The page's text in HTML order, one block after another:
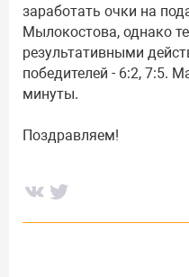
заработать очки на
Мылокостова, однако
результативными
победителей - 6:2, 7:5.
минуты.
Поздравляем!